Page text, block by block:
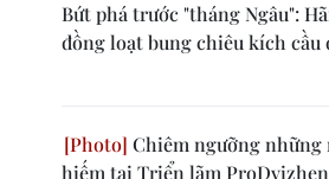
Bứt phá trước "tháng Ngâu":
đồng loạt bung chiêu kích cầu
Chiêm ngưỡng những
hiếm tại Triển lãm